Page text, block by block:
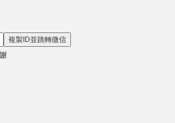
複製ID並跳轉微信